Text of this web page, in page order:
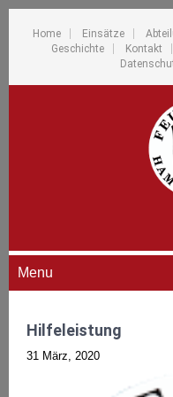
Home Einsätze
Geschichte
Kontakt
Menu
Hilfeleistung
31 März, 2020